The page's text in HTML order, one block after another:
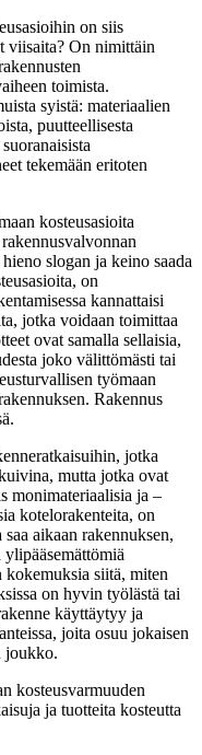
on siis
viisaita? On nimittäin
toimista.
syistä: materiaalien
puutteellisesta
tekemään eritoten
kosteusasioita
slogan ja keino saada
on
kannattaisi
jotka voidaan toimittaa
ovat samalla sellaisia,
joko välittömästi tai
työmaan
Rakennus
jotka
mutta jotka ovat
monimateriaalisia ja –
kotelorakenteita, on
aikaan rakennuksen,
siitä, miten
on hyvin työlästä tai
käyttäytyy ja
joita osuu jokaisen
joukko.
kosteusvarmuuden
ja tuotteita kosteutta